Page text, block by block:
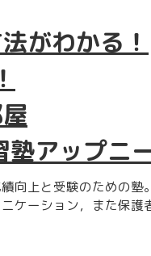
がわかる！
塾アップニ
向上と受験のための塾
ケーション，また保護